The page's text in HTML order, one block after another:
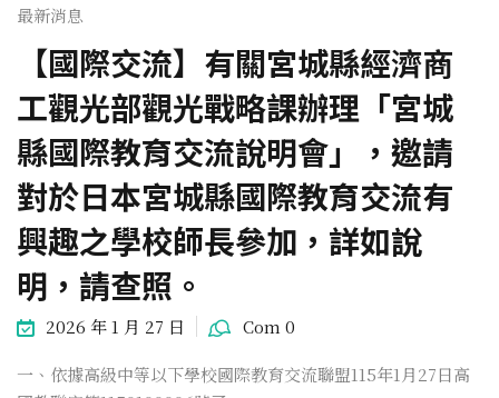
最新消息
【國際交流】有關宮城縣經濟商
工觀光部觀光戰略課辦理「宮城
縣國際教育交流說明會」，邀請
對於日本宮城縣國際教育交流有
興趣之學校師長參加，詳如說
明，請查照。
2026 年 1 月 27 日 Com 0
一、依據高級中等以下學校國際教育交流聯盟115年1月27日高